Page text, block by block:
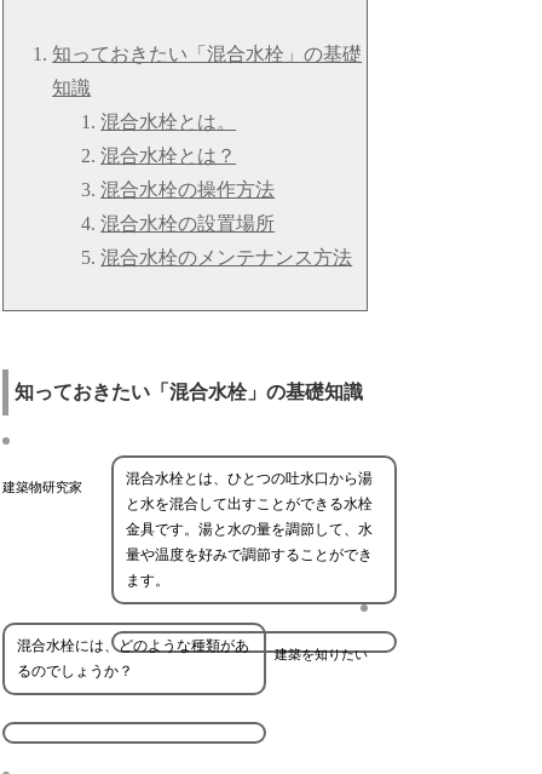
知っておきたい「混合水栓」の基礎
知識
混合水栓とは。
混合水栓とは？
混合水栓の操作方法
混合水栓の設置場所
混合水栓のメンテナンス方法
知っておきたい「混合水栓」の基礎知識
建築物研究家
混合水栓とは、ひとつの吐水口から湯
と水を混合して出すことができる水栓
金具です。湯と水の量を調節して、水
量や温度を好みで調節することができ
ます。
建築を知りたい
混合水栓には、どのような種類があ
るのでしょうか？